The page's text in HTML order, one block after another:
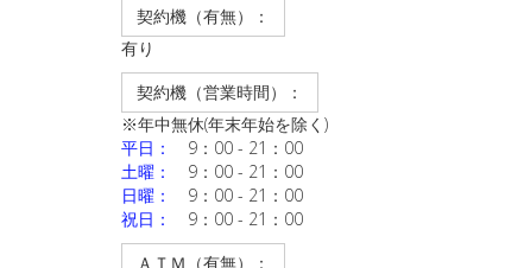
契約機（有無）：
有り
契約機（営業時間）：
※年中無休(年末年始を除く)
平日：
9：00 - 21：00
土曜：
9：00 - 21：00
日曜：
9：00 - 21：00
祝日：
9：00 - 21：00
ＡＴＭ（有無）：